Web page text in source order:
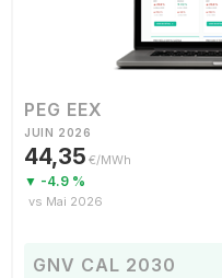
PEG EEX
JUIN 2026
44,35 €/MWh
▼ -4.9 %
vs Mai 2026
GNV CAL 2030